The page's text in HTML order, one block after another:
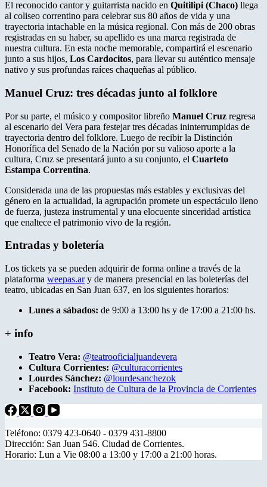
El reconocido cantor y guitarrista nacido en Quitilipi (Chaco) llega
al coliseo correntino para celebrar sus 80 años de vida y una
trayectoria intachable en la música regional. Con más de 200 obras
registradas en su haber, su apellido es una marca registrada de
nuestra cultura. En esta noche memorable, compartirá el escenario
junto a sus hijos, Los Cardocitos, para llevar su auténtico mensaje
nativo y sus profundas raíces chaqueñas al público.
Manuel Cruz: tres décadas junto al folklore
Por su parte, el músico y compositor libreño Manuel Cruz regresa
al escenario del Vera para festejar tres décadas ininterrumpidas de
trayectoria dentro del folklore. Luego de recibir la Distinción
Honorífica del Senado de la Nación por su valioso aporte a la
cultura, Cruz se presentará junto a su conjunto, el Cuarteto
Estampa Correntina.
Considerada una de las propuestas más estables y exclusivas del
género en la actualidad, la agrupación promete un espectáculo lleno
de fuerza, justeza instrumental y una elocuente sinceridad artística
que enaltece el patrimonio vivo de la región.
Entradas y boletería
Los tickets ya se pueden adquirir de forma online a través de la
plataforma weepas.ary de manera presencial en las boleterías del
teatro, ubicadas en San Juan 637, en los siguientes horarios:
Lunes a sábados: de 9:00 a 13:00 hs y de 17:00 a 21:00 hs.
+ info
Teatro Vera: @teatrooficialjuandevera
Cultura Corrientes: @culturacorrientes
Lourdes Sánchez: @lourdesanchezok
Facebook: Instituto de Cultura de la Provincia de Corrientes
Teléfono: 0379 423-0640 - 0379 431-8800
Dirección: San Juan 546. Ciudad de Corrientes.
Horario: Lun a Vie 08:00 a 13:00 y 17:00 a 21:00 horas.